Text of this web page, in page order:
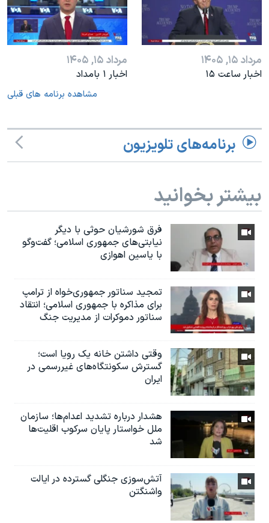
مرداد ۱۵, ۱۴۰۵
اخبار ساعت ۱۵
مرداد ۱۵, ۱۴۰۵
اخبار ۱ بامداد
مشاهده برنامه های قبلی
برنامه‌های تلویزیون
بیشتر بخوانید
فرق شورشیان حوثی با دیگر
نیابتی‌های جمهوری اسلامی؛ گفت‌وگو
با یاسین اهوازی
تمجید سناتور جمهوری‌خواه از ترامپ
برای مذاکره با جمهوری اسلامی؛ انتقاد
سناتور دموکرات از مدیریت جنگ
وقتی داشتن خانه یک رویا است؛
گسترش سکونتگاه‌های غیررسمی در
ایران
هشدار درباره تشدید اعدام‌ها؛ سازمان
ملل خواستار پایان سرکوب اقلیت‌ها
شد
آتش‌سوزی جنگلی گسترده در ایالت
واشنگتن